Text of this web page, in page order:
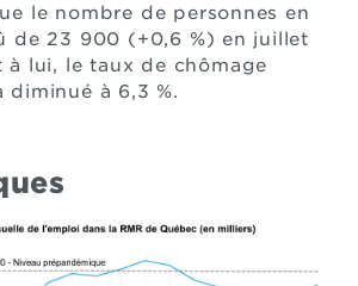
le nombre de personnes en
de 23 900 (+0,6 %) en juillet
à lui, le taux de chômage
diminué à 6,3 %.